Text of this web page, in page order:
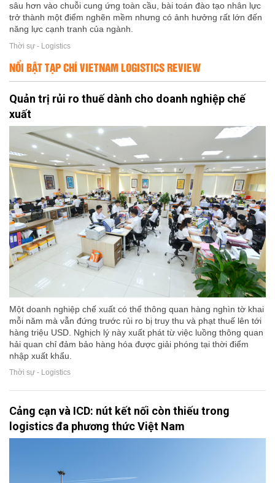
sâu hơn vào chuỗi cung ứng toàn cầu, bài toán đào tạo nhân lực
trở thành một điểm nghẽn mềm nhưng có ảnh hưởng rất lớn đến
năng lực cạnh tranh của ngành.
Thời sự - Logistics
NỔI BẬT TẠP CHÍ VIETNAM LOGISTICS REVIEW
Quản trị rủi ro thuế dành cho doanh nghiệp chế
xuất
Một doanh nghiệp chế xuất có thể thông quan hàng nghìn tờ khai
mỗi năm mà vẫn đứng trước rủi ro bị truy thu và phạt thuế lên tới
hàng triệu USD. Nghịch lý này xuất phát từ việc luồng thông quan
hải quan chỉ đảm bảo hàng hóa được giải phóng tại thời điểm
nhập xuất khẩu.
Thời sự - Logistics
Cảng cạn và ICD: nút kết nối còn thiếu trong
logistics đa phương thức Việt Nam